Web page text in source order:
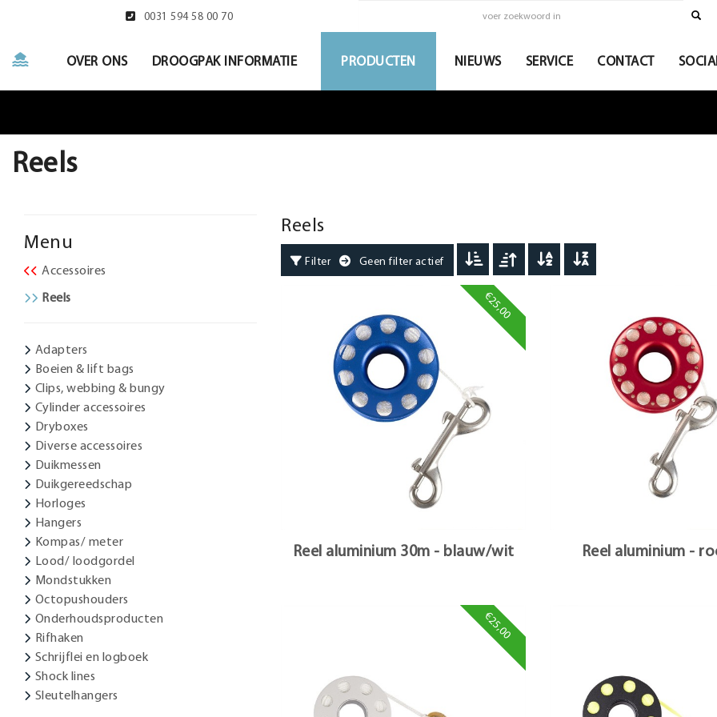
0031 594 58 00 70
OVER ONS DROOGPAK INFORMATIE PRODUCTEN NIEUWS SERVICE CONTACT
Reels
Menu
Accessoires
Reels
Adapters
Boeien & lift bags
Clips, webbing & bungy
Cylinder accessoires
Dryboxes
Diverse accessoires
Duikmessen
Duikgereedschap
Horloges
Hangers
Kompas/ meter
Lood/ loodgordel
Mondstukken
Octopushouders
Onderhoudsproducten
Rifhaken
Schrijflei en logboek
Shock lines
Sleutelhangers
Reels
Filter Geen filter actief
€25,00
Reel aluminium 30m - blauw/wit Reel aluminium -
€25,00